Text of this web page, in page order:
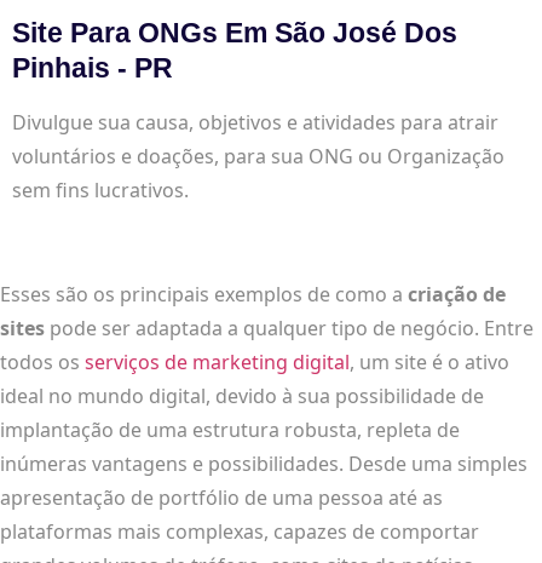
Site Para ONGs Em São José Dos
Pinhais - PR
Divulgue sua causa, objetivos e atividades para atrair
voluntários e doações, para sua ONG ou Organização
sem fins lucrativos.
Esses são os principais exemplos de como a criação de
sites pode ser adaptada a qualquer tipo de negócio. Entre
todos os serviços de marketing digital, um site é o ativo
ideal no mundo digital, devido à sua possibilidade de
implantação de uma estrutura robusta, repleta de
inúmeras vantagens e possibilidades. Desde uma simples
apresentação de portfólio de uma pessoa até as
plataformas mais complexas, capazes de comportar